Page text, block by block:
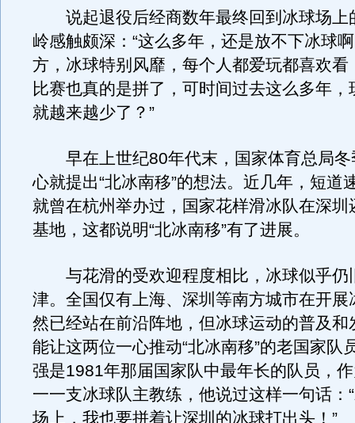
说起退役后经商数年最终回到冰球场上
岭感触颇深：“这么多年，还是放不下冰球
方，冰球特别风靡，每个人都爱玩都喜欢看
比赛也真的是拼了，可时间过去这么多年，
就越来越少了？”
早在上世纪80年代末，国家体育总局冬
心就提出“北冰南移”的想法。近几年，短道
就曾在杭州举办过，国家花样滑冰队在深圳
基地，这都说明“北冰南移”有了进展。
与花滑的受欢迎程度相比，冰球似乎仍
津。全国仅有上海、深圳等南方城市在开展
然已经站在前沿阵地，但冰球运动的普及和
能让这两位一心推动“北冰南移”的老国家队
强是1981年那届国家队中最年长的队员，
一一支冰球队主教练，他说过这样一句话：
场上，我也要拼着让深圳的冰球打出头！”